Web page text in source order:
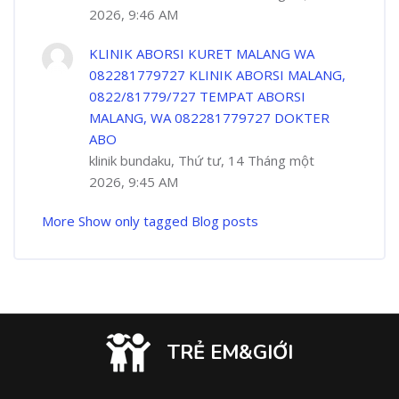
2026, 9:46 AM
KLINIK ABORSI KURET MALANG WA
082281779727 KLINIK ABORSI MALANG,
0822/81779/727 TEMPAT ABORSI
MALANG, WA 082281779727 DOKTER
ABO
klinik bundaku, Thứ tư, 14 Tháng một
2026, 9:45 AM
More Show only tagged Blog posts
TRẺ EM&GIỚI